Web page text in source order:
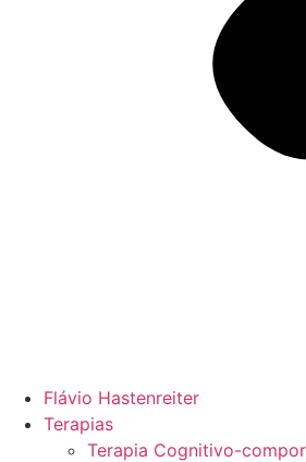
Flávio Hastenreiter
Terapias
Terapia Cognitivo-